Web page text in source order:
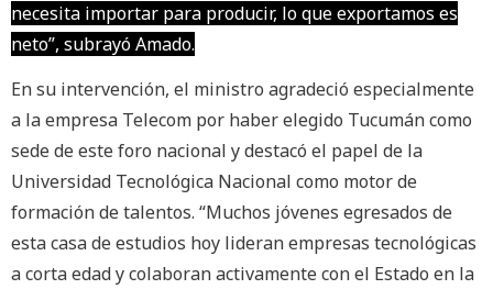
necesita importar para producir, lo que exportamos es
neto”, subrayó Amado.
En su intervención, el ministro agradeció especialmente
a la empresa Telecom por haber elegido Tucumán como
sede de este foro nacional y destacó el papel de la
Universidad Tecnológica Nacional como motor de
formación de talentos. “Muchos jóvenes egresados de
esta casa de estudios hoy lideran empresas tecnológicas
a corta edad y colaboran activamente con el Estado en la